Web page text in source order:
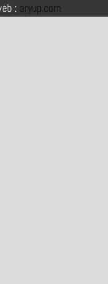
: aryup.com